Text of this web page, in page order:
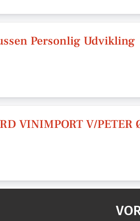
Personlig Udvikling
VINIMPORT V/PETER